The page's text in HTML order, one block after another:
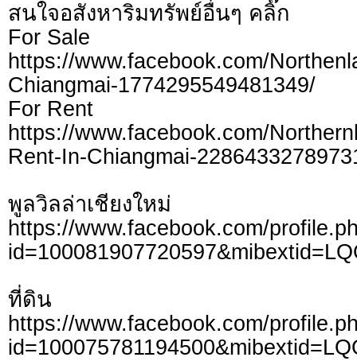
สนใจอสังหาริมทรัพย์อื่นๆ คลิ๊ก
For Sale
https://www.facebook.com/
Chiangmai-1774295549481349/
For Rent
https://www.facebook.com/
Rent-In-Chiangmai-
พูลวิลล่าเชียงใหม่
https://www.facebook.com/
ที่ดิน
https://www.facebook.com/